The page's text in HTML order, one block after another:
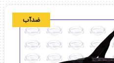
ضدآب